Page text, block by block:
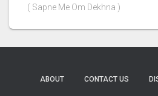
( Sapne Me Om Dekhna )
ABOUT CONTACT US